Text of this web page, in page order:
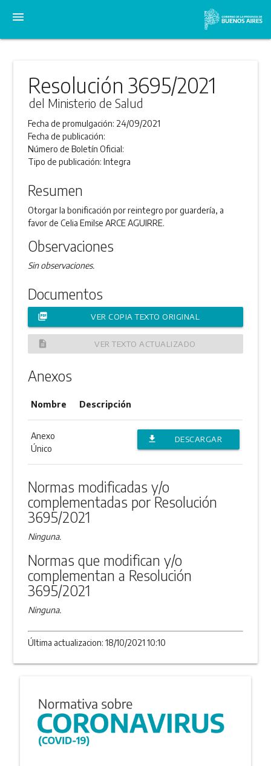
menu
Resolución 3695/2021
del Ministerio de Salud
Fecha de promulgación: 24/09/2021
Fecha de publicación:
Número de Boletín Oficial:
Tipo de publicación:Integra
Resumen
Otorgar la bonificación por reintegro por guardería, a
favor de Celia Emilse ARCE AGUIRRE.
Observaciones
Sin observaciones.
Documentos
picture_as_pdf VER COPIA TEXTO ORIGINAL
description VER TEXTO ACTUALIZADO
Anexos
Nombre Descripción
Anexo
Único
file_download
DESCARGAR
Normas modificadas y/o
complementadas por Resolución
3695/2021
Ninguna.
Normas que modifican y/o
complementan a Resolución
3695/2021
Ninguna.
Última actualizacion: 18/10/2021 10:10